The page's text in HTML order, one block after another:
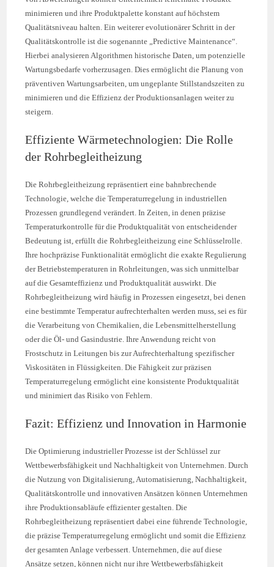
minimieren und ihre Produktpalette konstant auf höchstem
Qualitätsniveau halten. Ein weiterer evolutionärer Schritt in der
Qualitätskontrolle ist die sogenannte „Predictive Maintenance“.
Hierbei analysieren Algorithmen historische Daten, um potenzielle
Wartungsbedarfe vorherzusagen. Dies ermöglicht die Planung von
präventiven Wartungsarbeiten, um ungeplante Stillstandszeiten zu
minimieren und die Effizienz der Produktionsanlagen weiter zu
steigern.
Effiziente Wärmetechnologien: Die Rolle
der Rohrbegleitheizung
Die Rohrbegleitheizung repräsentiert eine bahnbrechende
Technologie, welche die Temperaturregelung in industriellen
Prozessen grundlegend verändert. In Zeiten, in denen präzise
Temperaturkontrolle für die Produktqualität von entscheidender
Bedeutung ist, erfüllt die Rohrbegleitheizung eine Schlüsselrolle.
Ihre hochpräzise Funktionalität ermöglicht die exakte Regulierung
der Betriebstemperaturen in Rohrleitungen, was sich unmittelbar
auf die Gesamteffizienz und Produktqualität auswirkt. Die
Rohrbegleitheizung wird häufig in Prozessen eingesetzt, bei denen
eine bestimmte Temperatur aufrechterhalten werden muss, sei es für
die Verarbeitung von Chemikalien, die Lebensmittelherstellung
oder die Öl- und Gasindustrie. Ihre Anwendung reicht von
Frostschutz in Leitungen bis zur Aufrechterhaltung spezifischer
Viskositäten in Flüssigkeiten. Die Fähigkeit zur präzisen
Temperaturregelung ermöglicht eine konsistente Produktqualität
und minimiert das Risiko von Fehlern.
Fazit: Effizienz und Innovation in Harmonie
Die Optimierung industrieller Prozesse ist der Schlüssel zur
Wettbewerbsfähigkeit und Nachhaltigkeit von Unternehmen. Durch
die Nutzung von Digitalisierung, Automatisierung, Nachhaltigkeit,
Qualitätskontrolle und innovativen Ansätzen können Unternehmen
ihre Produktionsabläufe effizienter gestalten. Die
Rohrbegleitheizung repräsentiert dabei eine führende Technologie,
die präzise Temperaturregelung ermöglicht und somit die Effizienz
der gesamten Anlage verbessert. Unternehmen, die auf diese
Ansätze setzen, können nicht nur ihre Wettbewerbsfähigkeit